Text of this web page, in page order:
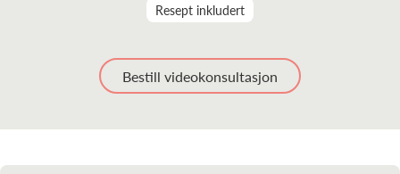
Resept inkludert
Bestill videokonsultasjon